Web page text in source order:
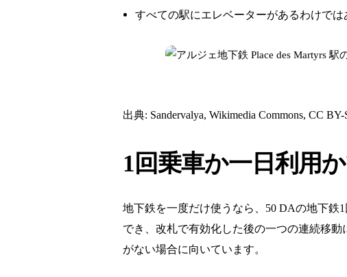
すべての駅にエレベーターがあるわけで
出典: Sandervalya, Wikimedia Commons, CC BY-
1回乗車か一日利用
地下鉄を一度だけ使うなら、50 DAの地下鉄
でき、改札で有効化した後の一つの連続移
がない場合に向いています。